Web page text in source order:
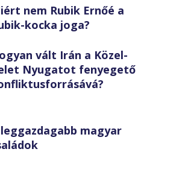
nem Rubik Ernőé a
kocka joga?
vált Irán a Közel-
Nyugatot fenyegető
magyar